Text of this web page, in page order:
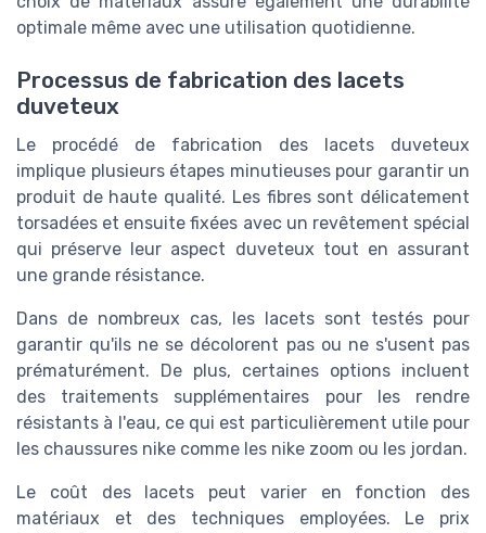
optimale même avec une utilisation quotidienne.
Processus de fabrication des lacets
duveteux
Le procédé de fabrication des lacets duveteux
implique plusieurs étapes minutieuses pour garantir un
produit de haute qualité. Les fibres sont délicatement
torsadées et ensuite fixées avec un revêtement spécial
qui préserve leur aspect duveteux tout en assurant
une grande résistance.
Dans de nombreux cas, les lacets sont testés pour
garantir qu'ils ne se décolorent pas ou ne s'usent pas
prématurément. De plus, certaines options incluent
des traitements supplémentaires pour les rendre
résistants à l'eau, ce qui est particulièrement utile pour
les chaussures nike comme les nike zoom ou les jordan.
Le coût des lacets peut varier en fonction des
matériaux et des techniques employées. Le prix